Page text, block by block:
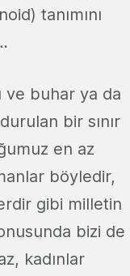
tanımını
ve buhar ya da
bir sınır
en az
böyledir,
gibi milletin
bizi de
kadınlar